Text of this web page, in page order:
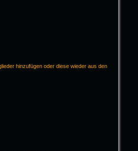
hinzufügen oder diese wieder aus den